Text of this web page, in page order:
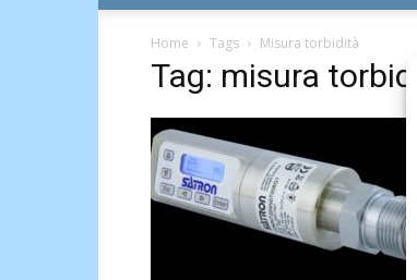
Home Tags Misura torbidità
Tag: misura